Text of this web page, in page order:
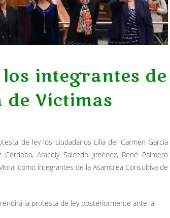
integrantes de
de Víctimas
de ley los ciudadanos Lilia del Carmen García
Aracely Salcedo Jiménez, René Palmero
como integrantes de la Asamblea Consultiva de
la protesta de ley posteriormente ante la